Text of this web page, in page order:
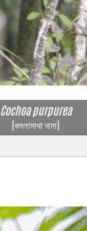
Cochoa purpurea
(কমলামাথা দামা)